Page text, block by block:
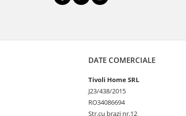
DATE COMERCIALE
Tivoli Home SRL
J23/438/2015
RO34086694
Str.cu brazi nr.12